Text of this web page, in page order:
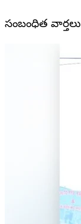
సంబంధిత వార్తలు